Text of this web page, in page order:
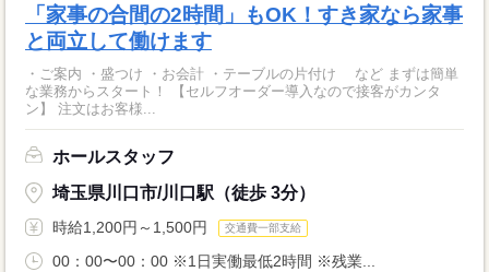
「家事の合間の2時間」もOK！すき家なら家事
と両立して働けます
・ご案内 ・盛つけ ・お会計 ・テーブルの片付け など まずは簡単
な業務からスタート！ 【セルフオーダー導入なので接客がカンタ
ン】 注文はお客様...
ホールスタッフ
埼玉県川口市/川口駅（徒歩 3分）
時給1,200円～1,500円 交通費一部支給
00：00〜00：00 ※1日実働最低2時間 ※残業...